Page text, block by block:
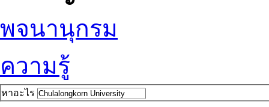
พจนานุกรม
ความรู้
หาอะไร